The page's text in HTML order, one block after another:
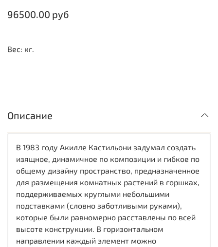
96500.00 руб
Вес: кг.
Описание
В 1983 году Акилле Кастильони задумал создать
изящное, динамичное по композиции и гибкое по
общему дизайну пространство, предназначенное
для размещения комнатных растений в горшках,
поддерживаемых круглыми небольшими
подставками (словно заботливыми руками),
которые были равномерно расставлены по всей
высоте конструкции. В горизонтальном
направлении каждый элемент можно